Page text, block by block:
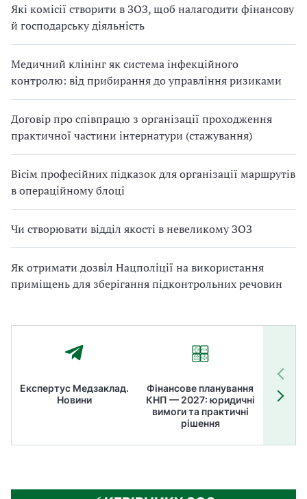
Які комісії створити в ЗОЗ, щоб налагодити фінансову
й господарську діяльність
Медичний клінінг як система інфекційного
контролю: від прибирання до управління ризиками
Договір про співпрацю з організації проходження
практичної частини інтернатури (стажування)
Вісім професійних підказок для організації маршрутів
в операційному блоці
Чи створювати відділ якості в невеликому ЗОЗ
Як отримати дозвіл Нацполіції на використання
приміщень для зберігання підконтрольних речовин
Експертус Медзаклад.
Новини
Фінансове планування
КНП — 2027: юридичні
вимоги та практичні
рішення